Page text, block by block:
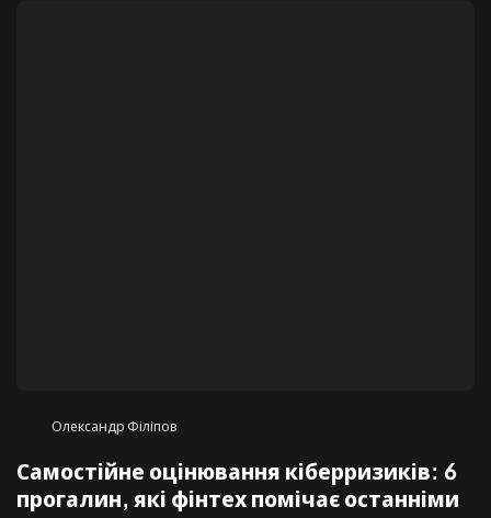
Олександр Філіпов
Самостійне оцінювання кіберризиків: 6
прогалин, які фінтех помічає останніми